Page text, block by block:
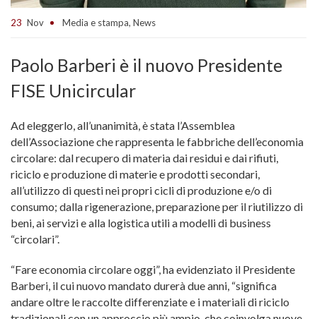
23 Nov Media e stampa, News
Paolo Barberi è il nuovo Presidente
FISE Unicircular
Ad eleggerlo, all’unanimità, è stata l’Assemblea
dell’Associazione che rappresenta le fabbriche dell’economia
circolare: dal recupero di materia dai residui e dai rifiuti,
riciclo e produzione di materie e prodotti secondari,
all’utilizzo di questi nei propri cicli di produzione e/o di
consumo; dalla rigenerazione, preparazione per il riutilizzo di
beni, ai servizi e alla logistica utili a modelli di business
“circolari”.
“Fare economia circolare oggi”, ha evidenziato il Presidente
Barberi, il cui nuovo mandato durerà due anni, “significa
andare oltre le raccolte differenziate e i materiali di riciclo